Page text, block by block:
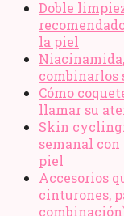
Doble
la piel
combinarlos
Cómo
llamar su
Skin
semanal
piel
Accesorios
cinturones,